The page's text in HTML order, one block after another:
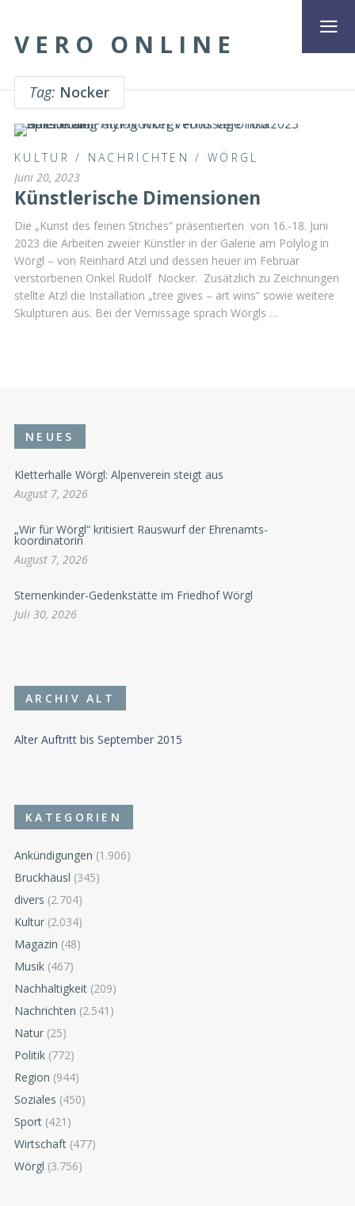
VERO ONLINE
Tag: Nocker
KULTUR / NACHRICHTEN /WÖRGL
Juni 20, 2023
Künstlerische Dimensionen
Die „Kunst des feinen Striches“ präsentierten von 16.-18. Juni
2023 die Arbeiten zweier Künstler in der Galerie am Polylog in
Wörgl – von Reinhard Atzl und dessen heuer im Februar
verstorbenen Onkel Rudolf Nocker. Zusätzlich zu Zeichnungen
stellte Atzl die Installation „tree gives – art wins“ sowie weitere
Skulpturen aus. Bei der Vernissage sprach Wörgls …
NEUES
Kletterhalle Wörgl: Alpenverein steigt aus
August 7, 2026
„Wir für Wörgl“ kritisiert Rauswurf der Ehrenamts-
koordinatorin
August 7, 2026
Sternenkinder-Gedenkstätte im Friedhof Wörgl
Juli 30, 2026
ARCHIV ALT
Alter Auftritt bis September 2015
KATEGORIEN
Ankündigungen (1.906)
Bruckhäusl (345)
divers (2.704)
Kultur (2.034)
Magazin (48)
Musik (467)
Nachhaltigkeit (209)
Nachrichten (2.541)
Natur (25)
Politik (772)
Region (944)
Soziales (450)
Sport (421)
Wirtschaft (477)
Wörgl (3.756)